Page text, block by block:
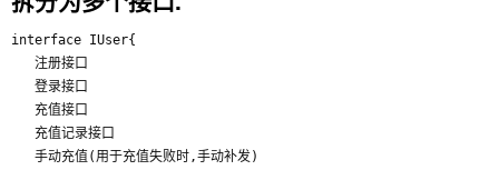
interface IUser{
   注册接口
   登录接口
   充值接口
   充值记录接口
   手动充值(用于充值失败时,手动补发)